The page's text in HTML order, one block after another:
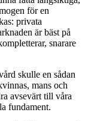
för en
privata
är bäst på
snarare
skulle en sådan
mans och
avsevärt till våra
fundament.